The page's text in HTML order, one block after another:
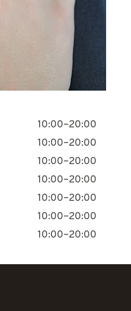
10:00–20:00
10:00–20:00
10:00–20:00
10:00–20:00
10:00–20:00
10:00–20:00
10:00–20:00